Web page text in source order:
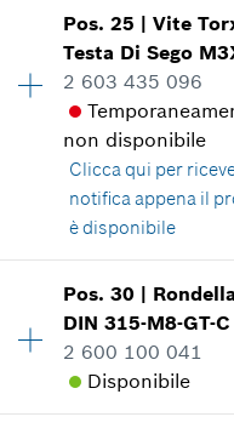
9,87 €*
Inclusa IVA
Mostrare
7,56 €*
*Inclusa IVA
Disponibilità 2
Gruppo prezzo:10
Informazioni
Applicazione del
Mostrare
0,90 €*
*Inclusa IVA
Pos.25 |Vite
Testa Di Sego
2 603 435 096
non disponibile
Clicca qui per
notifica appena il
è disponibile
Disponibilità 3
Gruppo prezzo:12
Informazioni
Applicazione del
Mostrare
Pos.30 |
DIN 315-M8-GT-C
2 600 100 041
Disponibile